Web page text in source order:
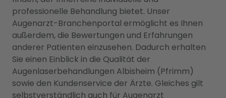
professionelle Behandlung bietet. Unser
Augenarzt-Branchenportal ermöglicht es Ihnen
außerdem, die Bewertungen und Erfahrungen
anderer Patienten einzusehen. Dadurch erhalten
Sie einen Einblick in die Qualität der
Augenlaserbehandlungen Albisheim (Pfrimm)
sowie den Kundenservice der Ärzte. Gleiches gilt
selbstverständlich auch für Augenarzt